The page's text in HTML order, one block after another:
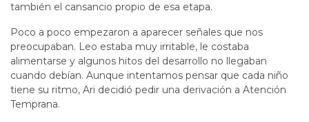
también el cansancio propio de esa etapa.
Poco a poco empezaron a aparecer señales que nos
preocupaban. Leo estaba muy irritable, le costaba
alimentarse y algunos hitos del desarrollo no llegaban
cuando debían. Aunque intentamos pensar que cada niño
tiene su ritmo, Ari decidió pedir una derivación a Atención
Temprana.